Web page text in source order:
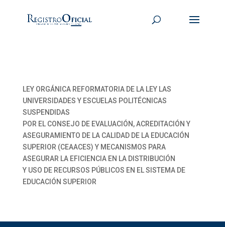
LEY ORGÁNICA REFORMATORIA DE LA LEY LAS
UNIVERSIDADES Y ESCUELAS POLITÉCNICAS
SUSPENDIDAS
POR EL CONSEJO DE EVALUACIÓN, ACREDITACIÓN Y
ASEGURAMIENTO DE LA CALIDAD DE LA EDUCACIÓN
SUPERIOR (CEAACES) Y MECANISMOS PARA
ASEGURAR LA EFICIENCIA EN LA DISTRIBUCIÓN
Y USO DE RECURSOS PÚBLICOS EN EL SISTEMA DE
EDUCACIÓN SUPERIOR